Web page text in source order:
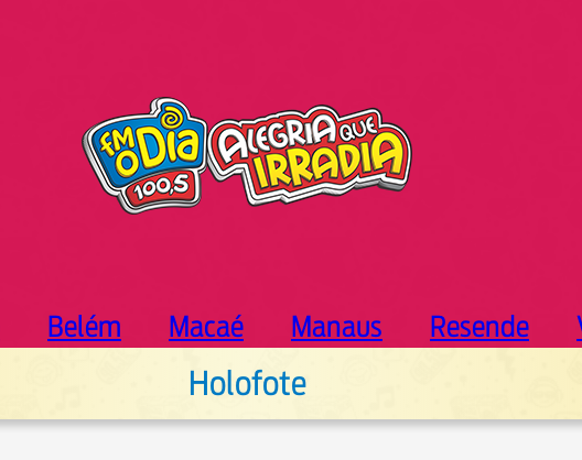
Belém Macaé Manaus Resende
Holofote